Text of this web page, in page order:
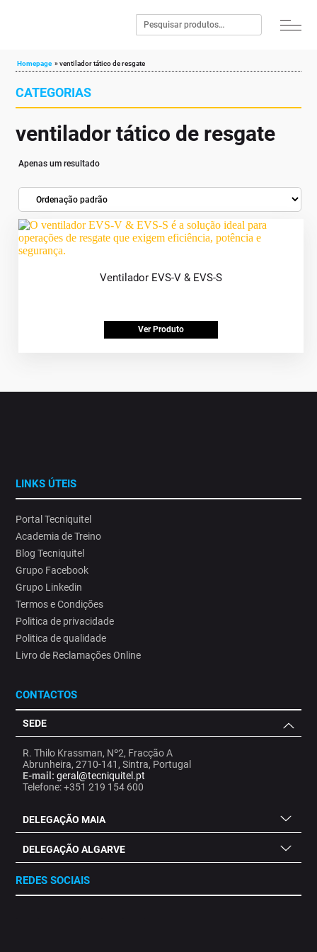
Homepage »ventilador tático de resgate
CATEGORIAS
ventilador tático de resgate
Apenas um resultado
Ventilador EVS-V & EVS-S
Ver Produto
LINKS ÚTEIS
Portal Tecniquitel
Academia de Treino
Blog Tecniquitel
Grupo Facebook
Grupo Linkedin
Termos e Condições
Politica de privacidade
Politica de qualidade
Livro de Reclamações Online
CONTACTOS
SEDE
R. Thilo Krassman, Nº2, Fracção A
Abrunheira, 2710-141, Sintra, Portugal
E-mail: geral@tecniquitel.pt
Telefone: +351 219 154 600
DELEGAÇÃO MAIA
DELEGAÇÃO ALGARVE
REDES SOCIAIS